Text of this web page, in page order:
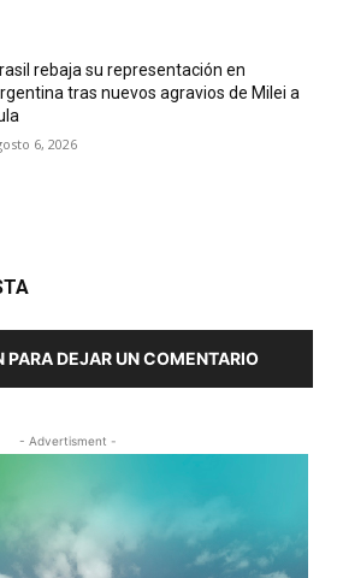
rebaja su representación en
tras nuevos agravios de Milei a
6, 2026
PARA DEJAR UN COMENTARIO
- Advertisment -